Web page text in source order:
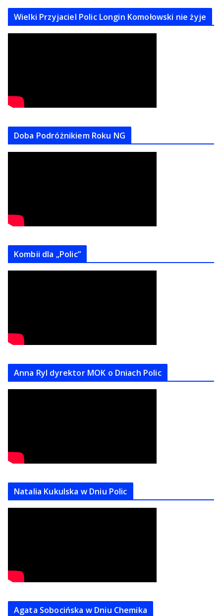
Wielki Przyjaciel Polic Longin Komołowski nie żyje
Doba Podróżnikiem Roku NG
Kombii dla „Polic”
Anna Ryl dyrektor MOK o Dniach Polic
Natalia Kukulska w Dniu Polic
Agata Sobocińska w Dniu Chemika